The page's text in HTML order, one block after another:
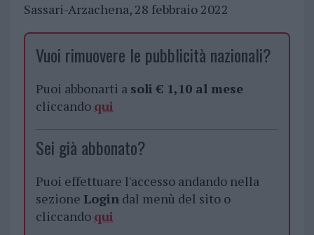
Sassari-Arzachena, 28 febbraio 2022
Vuoi rimuovere le pubblicità nazionali?
Puoi abbonarti a soli € 1,10 al mese
cliccando qui
Sei già abbonato?
Puoi effettuare l'accesso andando nella
sezione Logindal menù del sito o
cliccando qui